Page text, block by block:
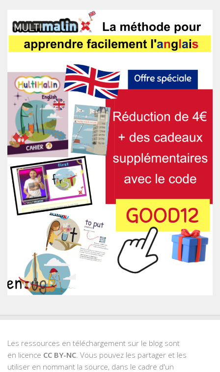
Les ressources en téléchargement sur le blog sont
en licence CC BY-NC . Vous pouvez les partager et les
utiliser en nommant la source, dans le cadre d'un